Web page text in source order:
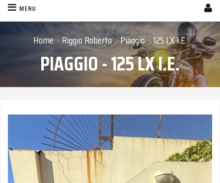
MENU
Home › Riggio Roberto › Piaggio › 125 LX I.E.
PIAGGIO - 125 LX I.E.